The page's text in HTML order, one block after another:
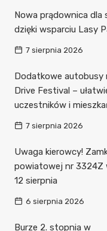
Nowa prądownica dla
dzięki wsparciu Lasy
7 sierpnia 2026
Dodatkowe autobusy
Drive Festival –
uczestników i
7 sierpnia 2026
Uwaga kierowcy!
powiatowej nr 3324Z
12 sierpnia
6 sierpnia 2026
Burze 2. stopnia w